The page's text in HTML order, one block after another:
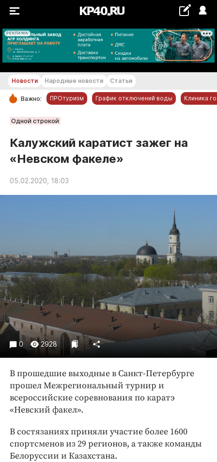
РЕКЛАМА
+23...+24 °С
РУБРИКИ
Новости компаний
Статьи
Народные новости
Авто и транспорт
Недвижимость и ЖКХ
Образование
Общество
Погода
Праздники
Происшествия
Спорт
Экономика и бизнес
ПРОЕКТЫ
Блоги
Издания
Интересное чтиво
Клиника года
Новости Народные новости Статьи
Важно: ПРОтуризм График отключений воды Клиника
Одной строкой
Калужский каратист зажег на
«Невском факеле»
05.02.2020, 18:03
0 2928
В прошедшие выходные в Санкт-Петербурге
прошел Межрегиональный турнир и
всероссийские соревнования по каратэ
«Невский факел».
В состязаниях приняли участие более 1600
спортсменов из 29 регионов, а также команды
Белоруссии и Казахстана.